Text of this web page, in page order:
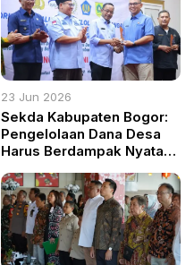
23 Jun 2026
Sekda Kabupaten Bogor:
Pengelolaan Dana Desa
Harus Berdampak Nyata